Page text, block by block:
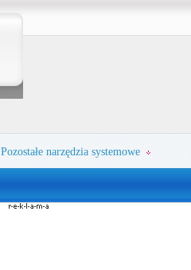
Pozostałe narzędzia systemowe